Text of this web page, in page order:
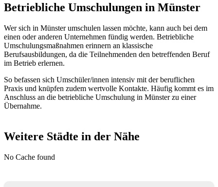
Betriebliche Umschulungen in Münster
Wer sich in Münster umschulen lassen möchte, kann auch bei dem
einen oder anderen Unternehmen fündig werden. Betriebliche
Umschulungsmaßnahmen erinnern an klassische
Berufsausbildungen, da die Teilnehmenden den betreffenden Beruf
im Betrieb erlernen.
So befassen sich Umschüler/innen intensiv mit der beruflichen
Praxis und knüpfen zudem wertvolle Kontakte. Häufig kommt es im
Anschluss an die betriebliche Umschulung in Münster zu einer
Übernahme.
Weitere Städte in der Nähe
No Cache found